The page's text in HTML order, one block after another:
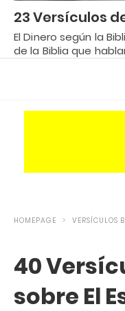
23 Versículos
El Dinero según la
de la Biblia que